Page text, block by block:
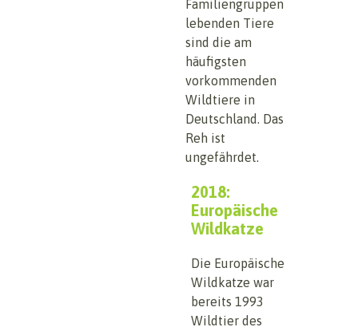
Familiengruppen
lebenden Tiere
sind die am
häufigsten
vorkommenden
Wildtiere in
Deutschland. Das
Reh ist
ungefährdet.
2018:
Europäische
Wildkatze
Die Europäische
Wildkatze war
bereits 1993
Wildtier des